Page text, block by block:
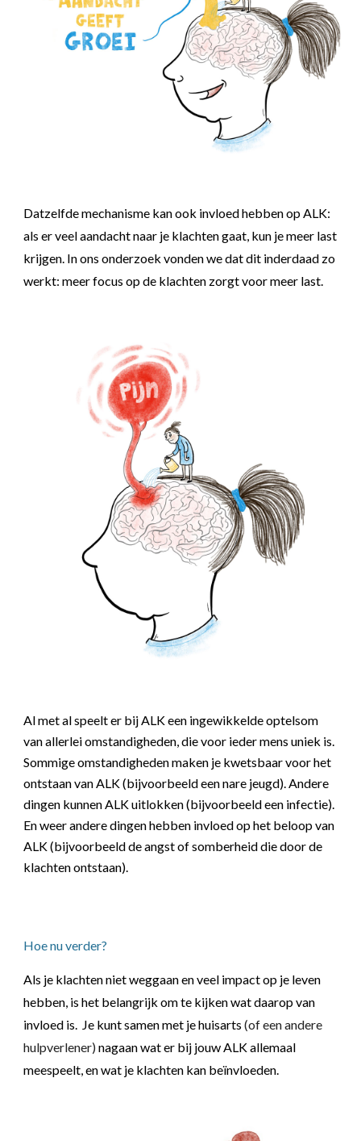
Datzelfde mechanisme kan ook invloed hebben op ALK:
als er veel aandacht naar je klachten gaat, kun je meer last
krijgen. In ons onderzoek vonden we dat dit inderdaad zo
werkt: meer focus op de klachten zorgt voor meer last.
Al met al speelt er bij ALK een ingewikkelde optelsom
van allerlei omstandigheden, die voor ieder mens uniek is.
Sommige omstandigheden maken je kwetsbaar voor het
ontstaan van ALK (bijvoorbeeld een nare jeugd). Andere
dingen kunnen ALK uitlokken (bijvoorbeeld een infectie).
En weer andere dingen hebben invloed op het beloop van
ALK (bijvoorbeeld de angst of somberheid die door de
klachten ontstaan).
Hoe nu verder?
Als je klachten niet weggaan en veel impact op je leven
hebben, is het belangrijk om te kijken wat daarop van
invloed is. Je kunt samen met je huisarts(of een andere
hulpverlener)nagaan wat er bij jouw ALK allemaal
meespeelt, en wat je klachten kan beïnvloeden.